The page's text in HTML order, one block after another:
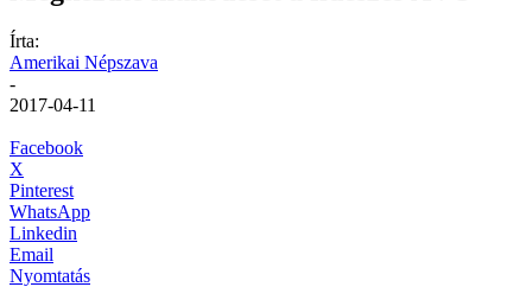
Írta:
Amerikai Népszava
-
2017-04-11
Facebook
X
Pinterest
WhatsApp
Linkedin
Email
Nyomtatás